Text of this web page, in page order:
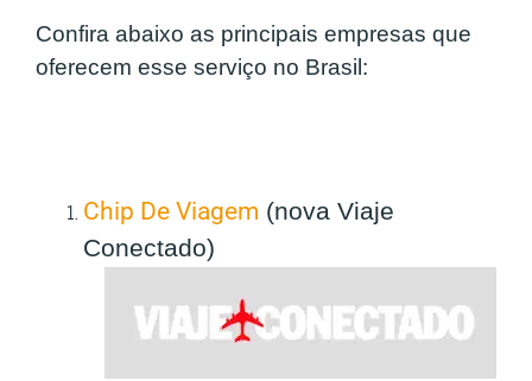
Confira abaixo as principais empresas que
oferecem esse serviço no Brasil:
Chip De Viagem (nova Viaje
Conectado)